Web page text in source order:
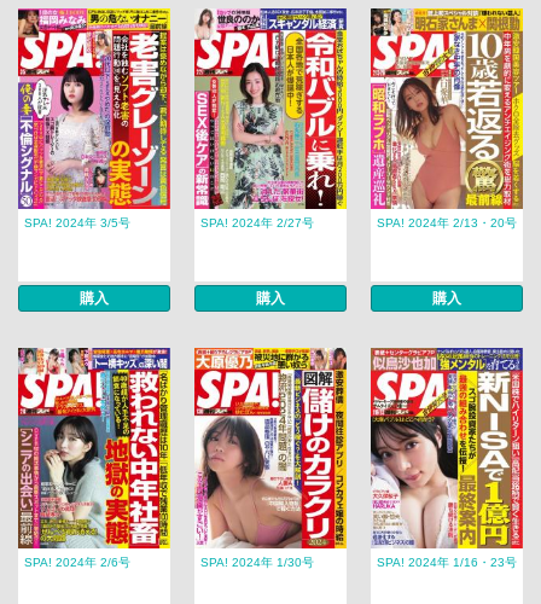
SPA! 2024年 3/5号
購入
SPA! 2024年 2/27号
購入
SPA! 2024年 2/13・20号
購入
SPA! 2024年 2/6号 SPA! 2024年 1/30号 SPA! 2024年 1/16・23号